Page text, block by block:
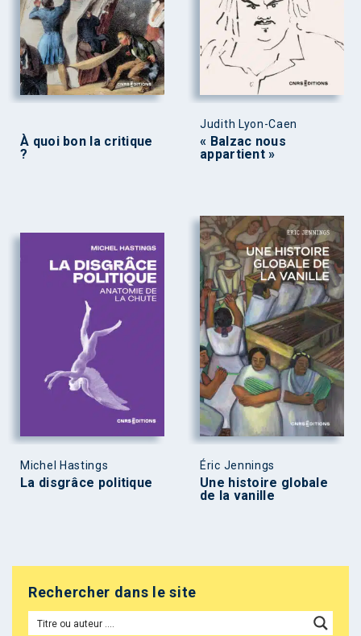
À quoi bon la critique
?
Judith Lyon-Caen
« Balzac nous
appartient »
Michel Hastings
La disgrâce politique
Éric Jennings
Une histoire globale
de la vanille
Rechercher dans le site